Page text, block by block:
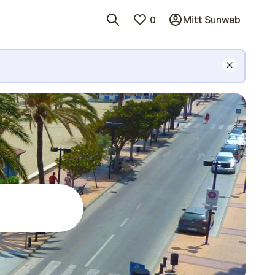
0 Mitt Sunweb